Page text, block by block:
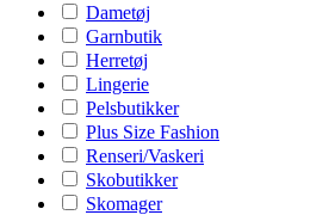
Dametøj
Garnbutik
Herretøj
Lingerie
Pelsbutikker
Plus Size Fashion
Renseri/Vaskeri
Skobutikker
Skomager